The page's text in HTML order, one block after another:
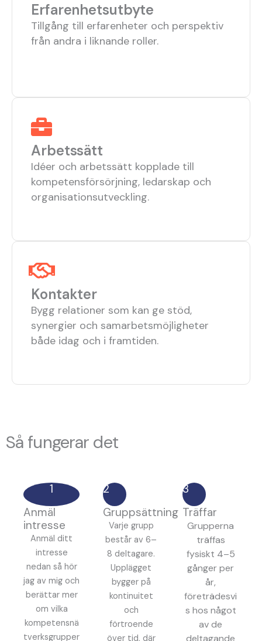
Erfarenhetsutbyte
Tillgång till erfarenheter och perspektiv
från andra i liknande roller.
Arbetssätt
Idéer och arbetssätt kopplade till
kompetensförsörjning, ledarskap och
organisationsutveckling.
Kontakter
Bygg relationer som kan ge stöd,
synergier och samarbetsmöjligheter
både idag och i framtiden.
Så fungerar det
1
Anmäl
intresse
Anmäl ditt
intresse
nedan så hör
jag av mig och
berättar mer
om vilka
kompetensnä
tverksgrupper
2
Gruppsättning
Varje grupp
består av 6–
8 deltagare.
Upplägget
bygger på
kontinuitet
och
förtroende
över tid, där
3
Träffar
Grupperna
träffas
fysiskt 4–5
gånger per
år,
företrädesvi
s hos något
av de
deltagande